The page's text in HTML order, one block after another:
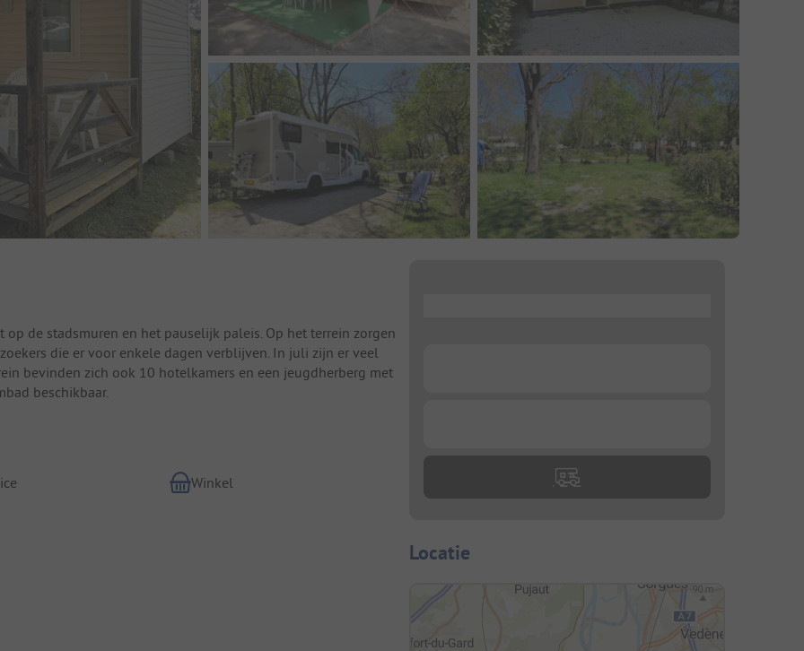
de stadsmuren en het pauselijk paleis. Op het terrein zorgen
die er voor enkele dagen verblijven. In juli zijn er veel
bevinden zich ook 10 hotelkamers en een jeugdherberg met
beschikbaar.
Winkel
Locatie